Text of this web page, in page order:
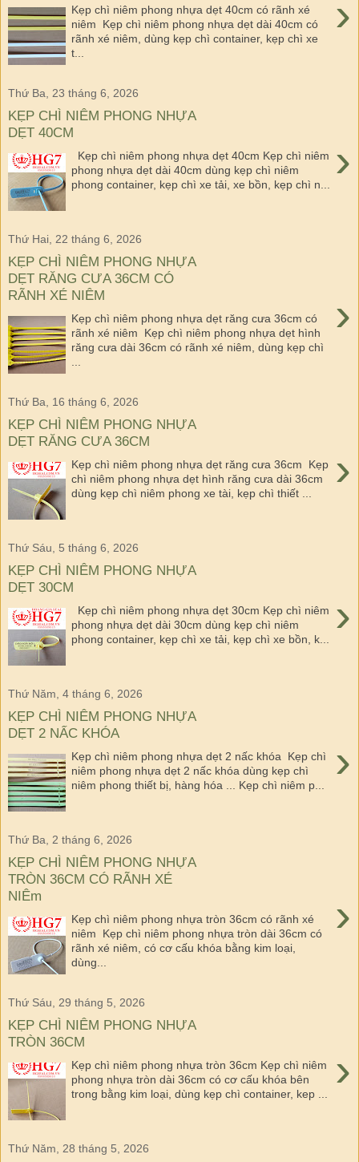
›
Kẹp chì niêm phong nhựa dẹt 40cm có rãnh xé
niêm Kẹp chì niêm phong nhựa dẹt dài 40cm có
rãnh xé niêm, dùng kẹp chì container, kẹp chì xe
t...
Thứ Ba, 23 tháng 6, 2026
KẸP CHÌ NIÊM PHONG NHỰA
DẸT 40CM
›
Kẹp chì niêm phong nhựa dẹt 40cm Kẹp chì niêm
phong nhựa dẹt dài 40cm dùng kẹp chì niêm
phong container, kẹp chì xe tải, xe bồn, kẹp chì n...
Thứ Hai, 22 tháng 6, 2026
KẸP CHÌ NIÊM PHONG NHỰA
DẸT RĂNG CƯA 36CM CÓ
RÃNH XÉ NIÊM
›
Kẹp chì niêm phong nhựa dẹt răng cưa 36cm có
rãnh xé niêm Kẹp chì niêm phong nhựa dẹt hình
răng cưa dài 36cm có rãnh xé niêm, dùng kẹp chì
Thứ Ba, 16 tháng 6, 2026
KẸP CHÌ NIÊM PHONG NHỰA
DẸT RĂNG CƯA 36CM
›
Kẹp chì niêm phong nhựa dẹt răng cưa 36cm Kẹp
chì niêm phong nhựa dẹt hình răng cưa dài 36cm
dùng kẹp chì niêm phong xe tài, kẹp chì thiết ...
Thứ Sáu, 5 tháng 6, 2026
KẸP CHÌ NIÊM PHONG NHỰA
DẸT 30CM
›
Kẹp chì niêm phong nhựa dẹt 30cm Kẹp chì niêm
phong nhựa dẹt dài 30cm dùng kẹp chì niêm
phong container, kẹp chì xe tải, kẹp chì xe bồn, k...
Thứ Năm, 4 tháng 6, 2026
KẸP CHÌ NIÊM PHONG NHỰA
DẸT 2 NẤC KHÓA
›
Kẹp chì niêm phong nhựa dẹt 2 nấc khóa Kẹp chì
niêm phong nhựa dẹt 2 nấc khóa dùng kẹp chì
niêm phong thiết bị, hàng hóa ... Kẹp chì niêm p...
Thứ Ba, 2 tháng 6, 2026
KẸP CHÌ NIÊM PHONG NHỰA
TRÒN 36CM CÓ RÃNH XÉ
NIÊm
›
Kẹp chì niêm phong nhựa tròn 36cm có rãnh xé
niêm Kẹp chì niêm phong nhựa tròn dài 36cm có
rãnh xé niêm, có cơ cấu khóa bằng kim loại,
dùng...
Thứ Sáu, 29 tháng 5, 2026
KẸP CHÌ NIÊM PHONG NHỰA
TRÒN 36CM
›
Kẹp chì niêm phong nhựa tròn 36cm Kẹp chì niêm
phong nhựa tròn dài 36cm có cơ cấu khóa bên
trong bằng kim loại, dùng kẹp chì container, kep ...
Thứ Năm, 28 tháng 5, 2026